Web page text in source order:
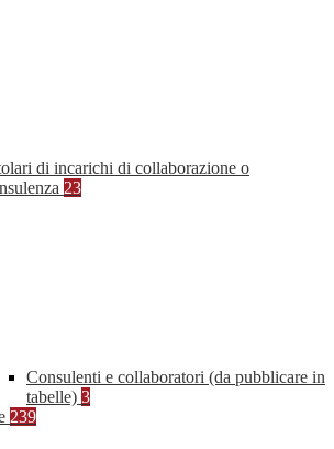
di incarichi di collaborazione o
23
Consulenti e collaboratori (da pubblicare in
tabelle) 3
239